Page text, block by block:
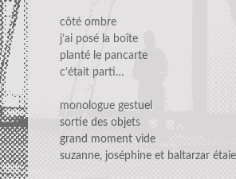
côté ombre
j’ai posé la boîte
planté le pancarte
c’était parti…
monologue gestuel
sortie des objets
grand moment vide
suzanne, joséphine et baltarzar